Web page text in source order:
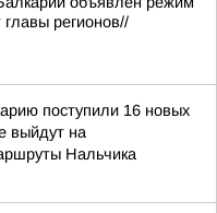
регионов//
поступили 16 новых
выйдут на
Нальчика